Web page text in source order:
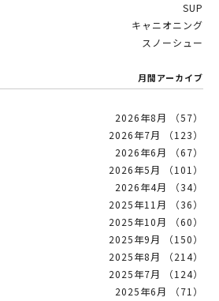
SUP
キャニオニング
スノーシュー
月間アーカイブ
2026年8月 （57）
2026年7月 （123）
2026年6月 （67）
2026年5月 （101）
2026年4月 （34）
2025年11月 （36）
2025年10月 （60）
2025年9月 （150）
2025年8月 （214）
2025年7月 （124）
2025年6月 （71）